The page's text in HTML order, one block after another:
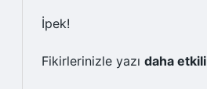
İpek!
Fikirlerinizle yazı daha etkili